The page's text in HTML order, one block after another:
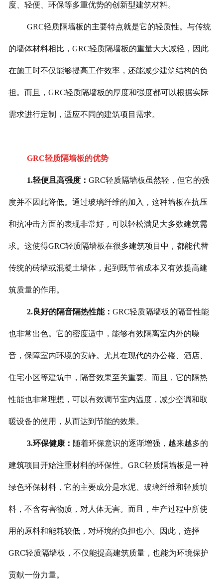
度、轻便、环保等多重优势的创新型建筑材料。
GRC轻质隔墙板的主要特点就是它的轻质性。与传统
的墙体材料相比，GRC轻质隔墙板的重量大大减轻，因此
在施工时不仅能够提高工作效率，还能减少建筑结构的负
担。而且，GRC轻质隔墙板的厚度和强度都可以根据实际
需求进行定制，适应不同的建筑项目需求。
GRC轻质隔墙板的优势
1.轻便且高强度： GRC轻质隔墙板虽然轻，但它的强
度并不因此降低。通过玻璃纤维的加入，这种墙板在抗压
和抗冲击方面的表现非常好，可以轻松满足大多数建筑需
求。这使得GRC轻质隔墙板在很多建筑项目中，都能代替
传统的砖墙或混凝土墙体，起到既节省成本又有效提高建
筑质量的作用。
2.良好的隔音隔热性能： GRC轻质隔墙板的隔音性能
也非常出色。它的密度适中，能够有效隔离室内外的噪
音，保障室内环境的安静。尤其在现代的办公楼、酒店、
住宅小区等建筑中，隔音效果至关重要。而且，它的隔热
性能也非常理想，可以有效调节室内温度，减少空调和取
暖设备的使用，从而达到节能的效果。
3.环保健康： 随着环保意识的逐渐增强，越来越多的
建筑项目开始注重材料的环保性。GRC轻质隔墙板是一种
绿色环保材料，它的主要成分是水泥、玻璃纤维和轻质填
料，不含有害物质，对人体无害。而且，生产过程中所使
用的原料和能耗较低，对环境的负担也小。因此，选择
GRC轻质隔墙板，不仅能提高建筑质量，也能为环境保护
贡献一份力量。